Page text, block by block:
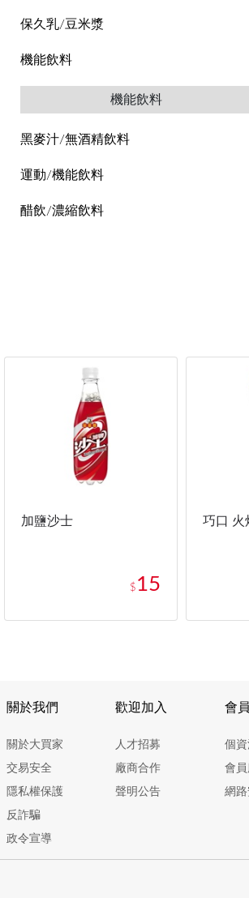
保久乳/豆米漿
機能飲料
機能飲料
黑麥汁/無酒精飲料
運動/機能飲料
醋飲/濃縮飲料
加鹽沙士
$ 15
巧口 火
關於我們
關於大買家
交易安全
隱私權保護
反詐騙
政令宣導
歡迎加入
人才招募
廠商合作
聲明公告
會
個資
會員
網